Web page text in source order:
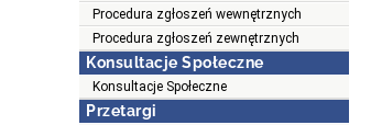
Procedura zgłoszeń wewnętrznych
Procedura zgłoszeń zewnętrznych
Konsultacje Społeczne
Konsultacje Społeczne
Przetargi